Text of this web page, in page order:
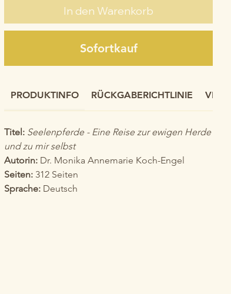
In den Warenkorb
Sofortkauf
PRODUKTINFO RÜCKGABERICHTLINIE
Titel: Seelenpferde - Eine Reise zur ewigen Herde
und zu mir selbst
Autorin: Dr. Monika Annemarie Koch-Engel
Seiten: 312 Seiten
Sprache: Deutsch